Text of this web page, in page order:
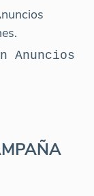
Anuncios